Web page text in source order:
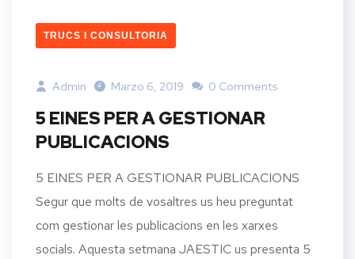
TRUCS I CONSULTORIA
Admin Marzo 6, 2019 0 Comments
5 EINES PER A GESTIONAR
PUBLICACIONS
5 EINES PER A GESTIONAR PUBLICACIONS
Segur que molts de vosaltres us heu preguntat
com gestionar les publicacions en les xarxes
socials. Aquesta setmana JAESTIC us presenta 5